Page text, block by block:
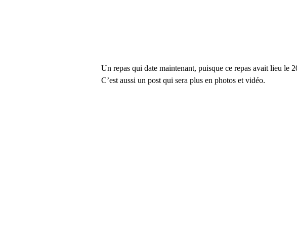
Un repas qui date maintenant, puisque ce repas avait lieu le
C’est aussi un post qui sera plus en photos et vidéo.